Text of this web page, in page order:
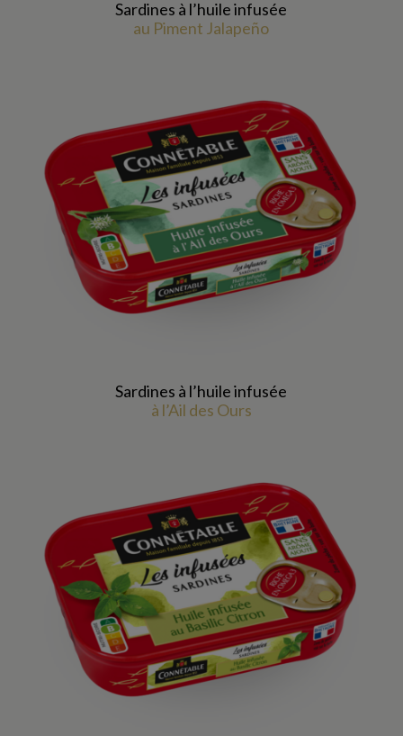
Sardines à l’huile infusée
au Piment Jalapeño
Sardines à l’huile infusée
à l’Ail des Ours